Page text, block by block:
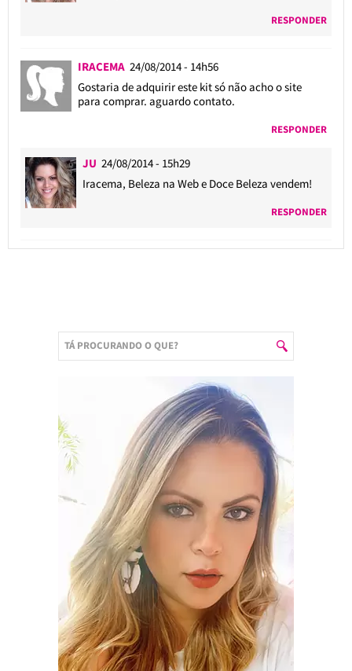
RESPONDER
IRACEMA 24/08/2014 - 14h56
Gostaria de adquirir este kit só não acho o site
para comprar. aguardo contato.
RESPONDER
JU 24/08/2014 - 15h29
Iracema, Beleza na Web e Doce Beleza vendem!
RESPONDER